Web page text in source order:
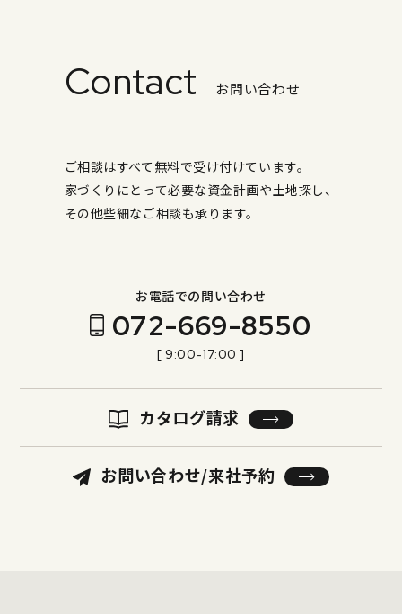
Contact お問い合わせ
ご相談はすべて無料で受け付けています。
家づくりにとって必要な資金計画や土地探し、
その他些細なご相談も承ります。
お電話での問い合わせ
072-669-8550
[ 9:00-17:00 ]
カタログ請求
お問い合わせ/来社予約